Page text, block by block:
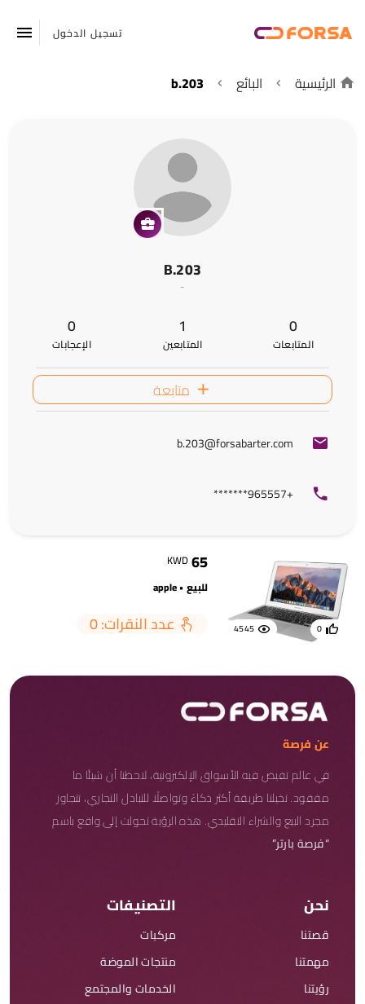
تسجيل الدخول
الرئيسية البائع b.203
B.203
-
0
المتابعات
1
المتابعين
0
الإعجابات
متابعة
b.203@forsabarter.com
+965557*******
4545 0
65
KWD
للبيع • apple
عدد النقرات: 0
عن فرصة
في عالم تفيض فيه الأسواق الإلكترونية، لاحظنا أن شيئًا ما
مفقود. تخيلنا طريقة أكثر ذكاءً وتواصلًا للتبادل التجاري، تتجاوز
مجرد البيع والشراء التقليدي. هذه الرؤية تحولت إلى واقع باسم
“فرصة بارتر”
نحن
قصتنا
مهمتنا
رؤيتنا
التصنيفات
مركبات
منتجات الموضة
الخدمات والمجتمع